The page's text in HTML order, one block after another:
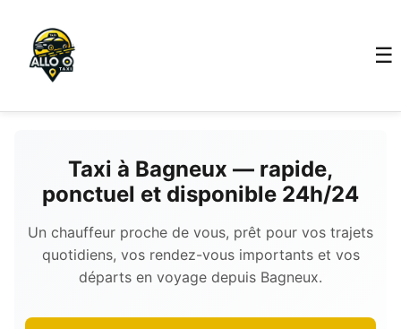
☰
Taxi à Bagneux — rapide,
ponctuel et disponible 24h/24
Un chauffeur proche de vous, prêt pour vos trajets
quotidiens, vos rendez-vous importants et vos
départs en voyage depuis Bagneux.